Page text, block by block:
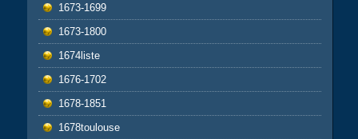
1673-1699
1673-1800
1674liste
1676-1702
1678-1851
1678toulouse